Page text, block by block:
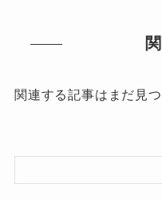
関連する記事はまだ見